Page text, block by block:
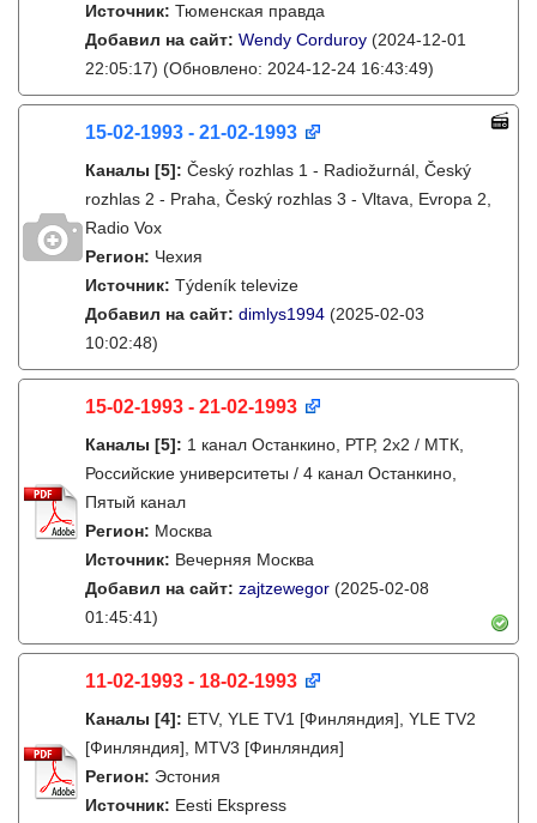
Источник: Тюменская правда
Добавил на сайт: Wendy Corduroy (2024-12-01
22:05:17) (Обновлено: 2024-12-24 16:43:49)
15-02-1993 - 21-02-1993
Каналы [5]: Český rozhlas 1 - Radiožurnál, Český
rozhlas 2 - Praha, Český rozhlas 3 - Vltava, Evropa 2,
Radio Vox
Регион: Чехия
Источник: Týdeník televize
Добавил на сайт: dimlys1994 (2025-02-03
10:02:48)
15-02-1993 - 21-02-1993
Каналы [5]: 1 канал Останкино, РТР, 2х2 / МТК,
Российские университеты / 4 канал Останкино,
Пятый канал
Регион: Москва
Источник: Вечерняя Москва
Добавил на сайт: zajtzewegor (2025-02-08
01:45:41)
11-02-1993 - 18-02-1993
Каналы [4]: ETV, YLE TV1 [Финляндия], YLE TV2
[Финляндия], MTV3 [Финляндия]
Регион: Эстония
Источник: Eesti Ekspress